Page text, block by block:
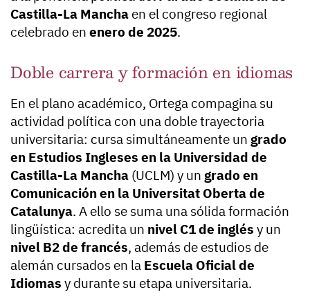
Castilla-La Mancha en el congreso regional
celebrado en enero de 2025.
Doble carrera y formación en idiomas
En el plano académico, Ortega compagina su
actividad política con una doble trayectoria
universitaria: cursa simultáneamente un grado
en Estudios Ingleses en la Universidad de
Castilla-La Mancha (UCLM) y un grado en
Comunicación en la Universitat Oberta de
Catalunya. A ello se suma una sólida formación
lingüística: acredita un nivel C1 de inglés y un
nivel B2 de francés, además de estudios de
alemán cursados en la Escuela Oficial de
Idiomas y durante su etapa universitaria.